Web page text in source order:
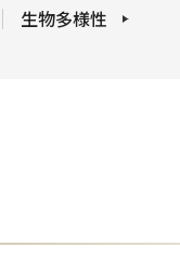
生物多様性